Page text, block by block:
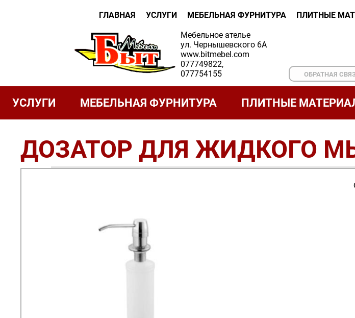
ГЛАВНАЯ УСЛУГИ МЕБЕЛЬНАЯ ФУРНИТУРА ПЛИТНЫЕ
Мебельное ателье
ул. Чернышевского 6А
www.bitmebel.com
077749822,
077754155
ОБРАТНАЯ
УСЛУГИ МЕБЕЛЬНАЯ ФУРНИТУРА ПЛИТНЫЕ
ДОЗАТОР ДЛЯ ЖИДКОГО